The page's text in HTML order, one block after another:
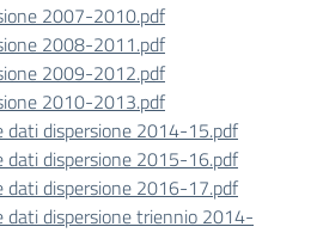
2007-2010.pdf
2008-2011.pdf
2009-2012.pdf
2010-2013.pdf
dati dispersione 2014-15.pdf
dati dispersione 2015-16.pdf
dati dispersione 2016-17.pdf
dati dispersione triennio 2014-